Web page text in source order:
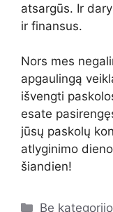
atsargūs. Ir
ir finansus.
Nors mes
apgaulingą
išvengti
esate
jūsų paskolų
atlyginimo
šiandien!
Kategorijos
Be